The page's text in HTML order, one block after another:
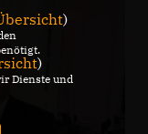
)
)
Dienste und